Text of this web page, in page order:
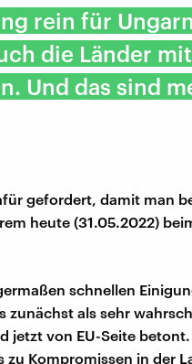
rein für
die Länder
Und das sind
gefordert, damit man
heute (31.05.2022)
schnellen
als sehr
jetzt von EU-Seite
zu Kompromissen in der